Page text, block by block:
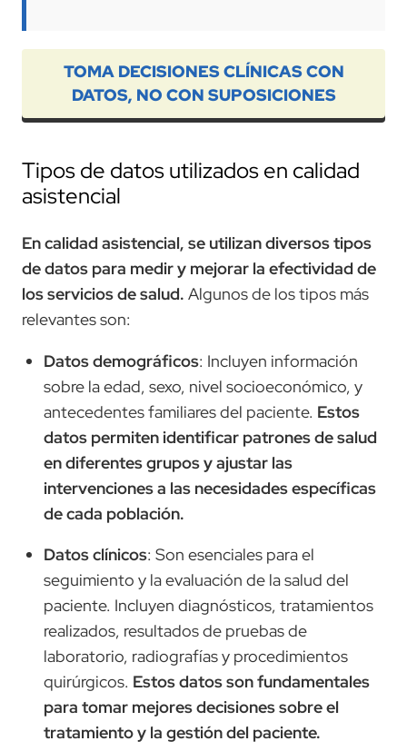
TOMA DECISIONES CLÍNICAS CON
DATOS, NO CON SUPOSICIONES
Tipos de datos utilizados en calidad
asistencial
En calidad asistencial, se utilizan diversos tipos
de datos para medir y mejorar la efectividad de
los servicios de salud. Algunos de los tipos más
relevantes son:
Datos demográficos: Incluyen información
sobre la edad, sexo, nivel socioeconómico, y
antecedentes familiares del paciente. Estos
datos permiten identificar patrones de salud
en diferentes grupos y ajustar las
intervenciones a las necesidades específicas
de cada población.
Datos clínicos: Son esenciales para el
seguimiento y la evaluación de la salud del
paciente. Incluyen diagnósticos, tratamientos
realizados, resultados de pruebas de
laboratorio, radiografías y procedimientos
quirúrgicos. Estos datos son fundamentales
para tomar mejores decisiones sobre el
tratamiento y la gestión del paciente.